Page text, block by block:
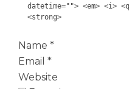
datetime=""> <em> <i>
<strong>
Name *
Email *
Website